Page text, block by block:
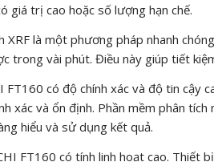
giá trị cao hoặc số lượng hạn chế.
XRF là một phương pháp nhanh
trong vài phút. Điều này giúp tiết
FT160 có độ chính xác và độ tin cậy
xác và ổn định. Phần mềm phân
hiểu và sử dụng kết quả.
FT160 có tính linh hoạt cao. Thiết